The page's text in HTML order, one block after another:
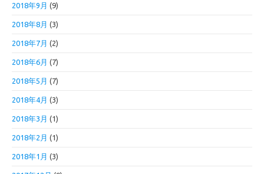
2018年9月 (9)
2018年8月 (3)
2018年7月 (2)
2018年6月 (7)
2018年5月 (7)
2018年4月 (3)
2018年3月 (1)
2018年2月 (1)
2018年1月 (3)